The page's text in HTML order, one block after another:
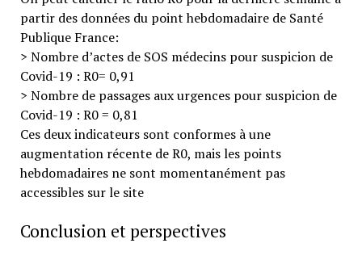
partir des données du point hebdomadaire de Santé
Publique France:
> Nombre d’actes de SOS médecins pour suspicion de
Covid-19 : R0= 0,91
> Nombre de passages aux urgences pour suspicion de
Covid-19 : R0 = 0,81
Ces deux indicateurs sont conformes à une
augmentation récente de R0, mais les points
hebdomadaires ne sont momentanément pas
accessibles sur le site
Conclusion et perspectives